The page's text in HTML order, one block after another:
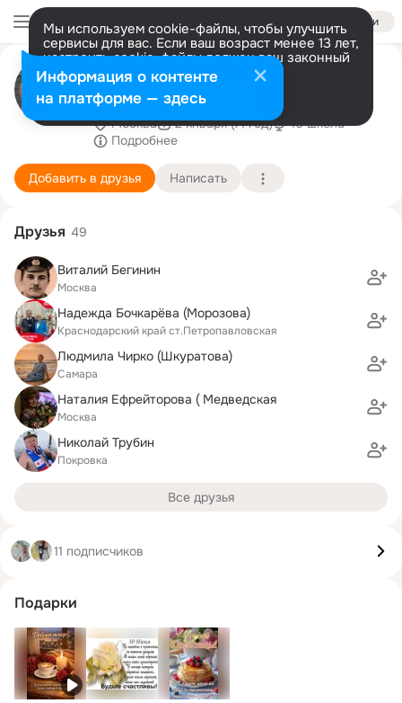
Войти
Мы используем cookie-файлы, чтобы улучшить
сервисы для вас. Если ваш возраст менее 13 лет,
настроить cookie-файлы должен ваш законный
представитель. Больше информации
Разрешить все Настроить
Татьяна
Желдакова(Пятаева,Воронина)
Москва 2 января (71 год)
10 школа
Подробнее
Добавить в друзья Написать
Друзья 49
Виталий Бегинин
Москва
Надежда Бочкарёва (Морозова)
Краснодарский край ст.Петропавловская
Людмила Чирко (Шкуратова)
Самара
Наталия Ефрейторова ( Медведская
Москва
Николай Трубин
Покровка
Все друзья
11 подписчиков
Подарки
Информация о контенте
на платформе — здесь